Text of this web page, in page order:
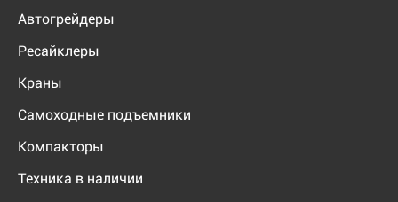
Автогрейдеры
Ресайклеры
Краны
Самоходные подъемники
Компакторы
Техника в наличии